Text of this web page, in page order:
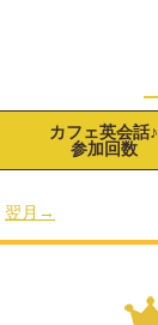
カフェ英会話♪
参加回数
翌月→